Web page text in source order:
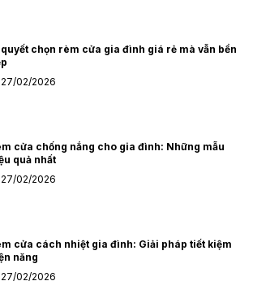
quyết chọn rèm cửa gia đình giá rẻ mà vẫn bền
27/02/2026
cửa chống nắng cho gia đình: Những mẫu
quả nhất
27/02/2026
cửa cách nhiệt gia đình: Giải pháp tiết kiệm
năng
27/02/2026